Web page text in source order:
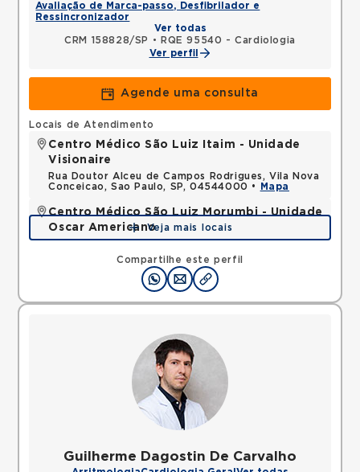
Avaliação de Marca-passo, Desfibrilador e
Ressincronizador
Ver todas
CRM 158828/SP
•
RQE 95540 - Cardiologia
Ver perfil
Agende uma consulta
Compartilhe este perfil
Locais de Atendimento
Centro Médico São Luiz Itaim - Unidade
Visionaire
Rua Doutor Alceu de Campos Rodrigues, Vila Nova
Conceicao, Sao Paulo, SP, 04544000 •
Mapa
Centro Médico São Luiz Morumbi - Unidade
Oscar Americano
Rua Engenheiro Oscar Americano, Morumbi, Sao
Paulo, SP, 05673050 •
Mapa
Veja mais locais
Guilherme Dagostin De Carvalho